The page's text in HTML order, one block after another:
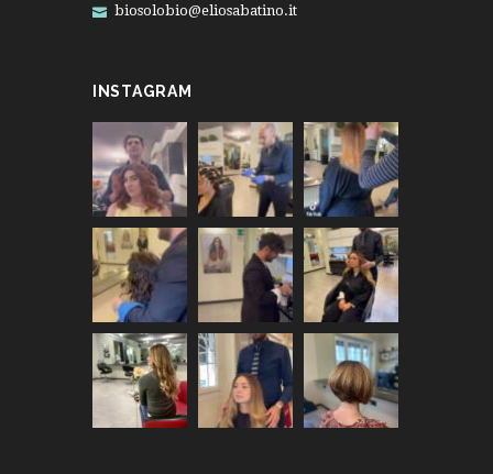
biosolobio@eliosabatino.it
INSTAGRAM